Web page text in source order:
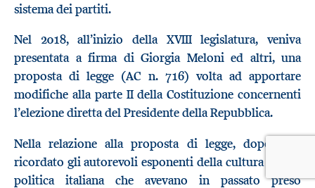
sistema dei partiti.
Nel 2018, all’inizio della XVIII legislatura, veniva
presentata a firma di Giorgia Meloni ed altri, una
proposta di legge (AC n. 716) volta ad apportare
modifiche alla parte II della Costituzione concernenti
l’elezione diretta del Presidente della Repubblica.
Nella relazione alla proposta di legge, dopo aver
ricordato gli autorevoli esponenti della cultura e della
politica italiana che avevano in passato preso